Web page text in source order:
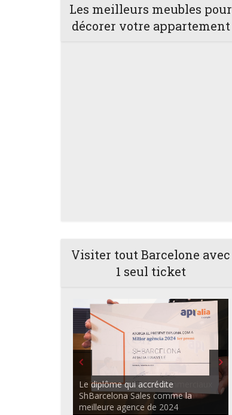
Les meilleurs meubles pour
décorer votre appartement
Visiter tout Barcelone avec
1 seul ticket
ShBarcelona Agents commerciaux
discutant dans l'auditorium du
Centre Apialia